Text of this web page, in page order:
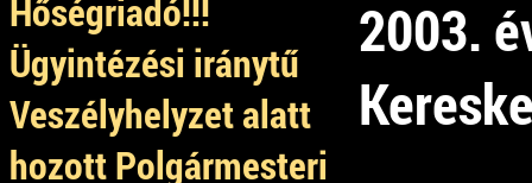
Hőségriadó!!!
Ügyintézési iránytű
Veszélyhelyzet alatt
hozott Polgármesteri
2003.